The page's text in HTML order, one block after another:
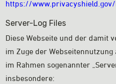
https://www.privacyshield.gov/
Server-Log Files
Diese Webseite und der damit
im Zuge der
im Rahmen sogenannter
insbesondere: